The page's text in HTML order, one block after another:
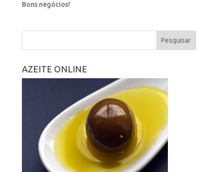
Bons negócios!
AZEITE ONLINE